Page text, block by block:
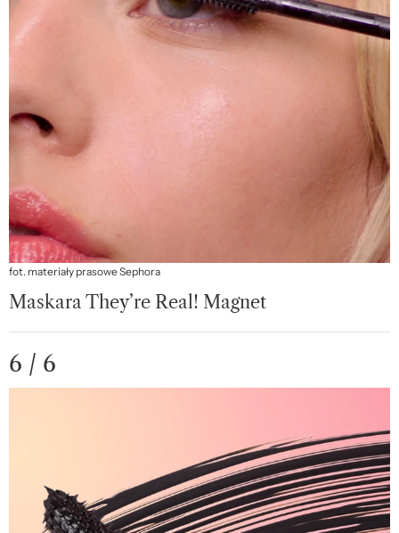
fot. materiały prasowe Sephora
Maskara They’re Real! Magnet
6 / 6